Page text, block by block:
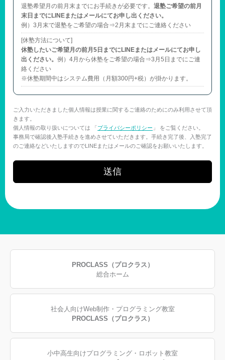
退塾希望月の前月末までにお手続きが必要です。 退塾ご希望の前月
末日までにLINEまたはメールにてお申し出ください。
例）3月末で退塾をご希望の場合⇒2月末までにご連絡ください
[休塾方法について]
休塾したいご希望月の前月5日までにLINEまたはメールにてお申し
出ください。 例）4月から休塾をご希望の場合⇒3月5日までにご連
絡ください
※休塾期間中はシステム費用（月額300円+税）が掛かります。
ご入力いただきました個人情報は授業に関するご連絡のためにのみ利用させて頂
きます。
個人情報の取り扱いについては 「プライバシーポリシー 」 をご覧ください。
事務局で確認後入塾手続きを進めさせていただきます。手続き完了後、入塾完了
のご連絡などいたしますのでLINEまたはメールのご確認をお願いいたします。
送信
PROCLASS（プロクラス）
総合ホーム
社会人向けWeb制作・プログラミング教室
PROCLASS（プロクラス）
小中高生向けプログラミング・ロボット教室